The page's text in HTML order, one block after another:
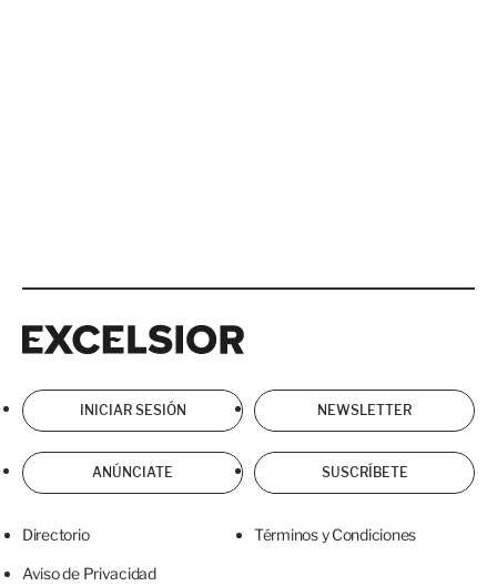
INICIAR SESIÓN NEWSLETTER
ANÚNCIATE SUSCRÍBETE
Directorio Términos y Condiciones
Aviso de Privacidad